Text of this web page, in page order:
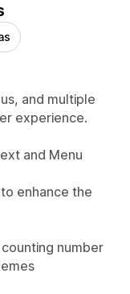
and multiple
experience.
and Menu
enhance the
number